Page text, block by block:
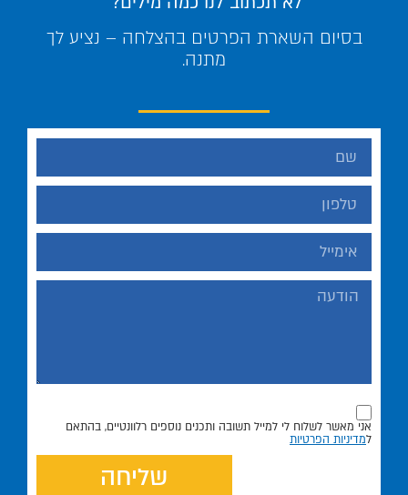
בסיום השארת הפרטים בהצלחה – נציע לך
מתנה.
אני מאשר לשלוח לי למייל תשובה ותכנים נוספים רלוונטיים, בהתאם
למדיניות הפרטיות
שליחה